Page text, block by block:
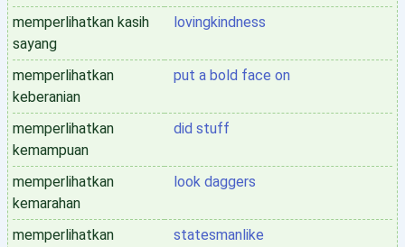
memperlihatkan kasih
sayang
lovingkindness
memperlihatkan
keberanian
put a bold face on
memperlihatkan
kemampuan
did stuff
memperlihatkan
kemarahan
look daggers
memperlihatkan
statesmanlike